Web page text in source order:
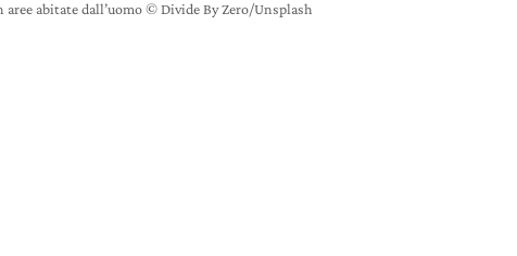
abitate dall’uomo © Divide By Zero/Unsplash